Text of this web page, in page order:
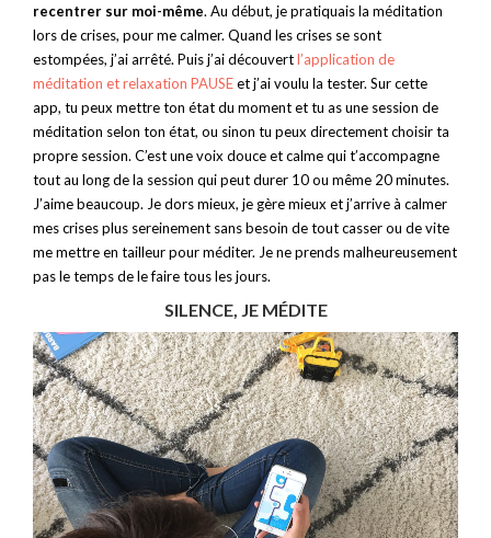
recentrer sur moi-même. Au début, je pratiquais la méditation
lors de crises, pour me calmer. Quand les crises se sont
estompées, j’ai arrêté. Puis j’ai découvertl’application de
méditation et relaxation PAUSEet j’ai voulu la tester. Sur cette
app, tu peux mettre ton état du moment et tu as une session de
méditation selon ton état, ou sinon tu peux directement choisir ta
propre session. C’est une voix douce et calme qui t’accompagne
tout au long de la session qui peut durer 10 ou même 20 minutes.
J’aime beaucoup. Je dors mieux, je gère mieux et j’arrive à calmer
mes crises plus sereinement sans besoin de tout casser ou de vite
me mettre en tailleur pour méditer. Je ne prends malheureusement
pas le temps de le faire tous les jours.
SILENCE, JE MÉDITE